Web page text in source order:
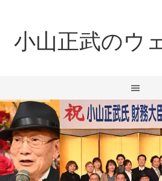
小山正武のウ